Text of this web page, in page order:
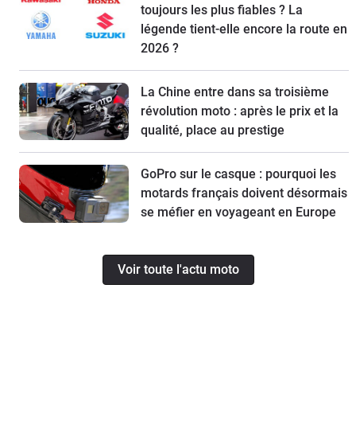
toujours les plus fiables ? La
légende tient-elle encore la route en
2026 ?
La Chine entre dans sa troisième
révolution moto : après le prix et la
qualité, place au prestige
GoPro sur le casque : pourquoi les
motards français doivent désormais
se méfier en voyageant en Europe
Voir toute l'actu moto